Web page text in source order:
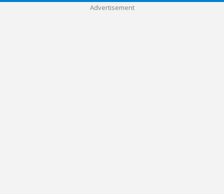
Advertisement